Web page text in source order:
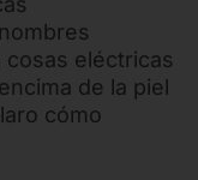
eléctricas
de la piel
cómo